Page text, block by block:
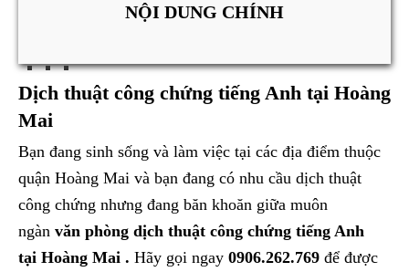
NỘI DUNG CHÍNH
Dịch thuật công chứng tiếng Anh tại Hoàng
Mai
Bạn đang sinh sống và làm việc tại các địa điểm thuộc
quận Hoàng Mai và bạn đang có nhu cầu dịch thuật
công chứng nhưng đang băn khoăn giữa muôn
ngàn văn phòng dịch thuật công chứng tiếng Anh
tại Hoàng Mai . Hãy gọi ngay 0906.262.769 để được